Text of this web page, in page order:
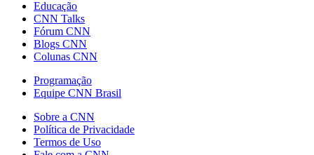
Educação
CNN Talks
Fórum CNN
Blogs CNN
Colunas CNN
Programação
Equipe CNN Brasil
Sobre a CNN
Política de Privacidade
Termos de Uso